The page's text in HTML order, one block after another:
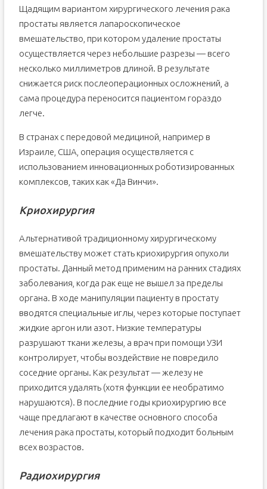
Щадящим вариантом хирургического лечения рака
простаты является лапароскопическое
вмешательство, при котором удаление простаты
осуществляется через небольшие разрезы — всего
несколько миллиметров длиной. В результате
снижается риск послеоперационных осложнений, а
сама процедура переносится пациентом гораздо
легче.
В странах с передовой медициной, например в
Израиле, США, операция осуществляется с
использованием инновационных роботизированных
комплексов, таких как «Да Винчи».
Криохирургия
Альтернативой традиционному хирургическому
вмешательству может стать криохирургия опухоли
простаты. Данный метод применим на ранних стадиях
заболевания, когда рак еще не вышел за пределы
органа. В ходе манипуляции пациенту в простату
вводятся специальные иглы, через которые поступает
жидкие аргон или азот. Низкие температуры
разрушают ткани железы, а врач при помощи УЗИ
контролирует, чтобы воздействие не повредило
соседние органы. Как результат — железу не
приходится удалять (хотя функции ее необратимо
нарушаются). В последние годы криохирургию все
чаще предлагают в качестве основного способа
лечения рака простаты, который подходит больным
всех возрастов.
Радиохирургия